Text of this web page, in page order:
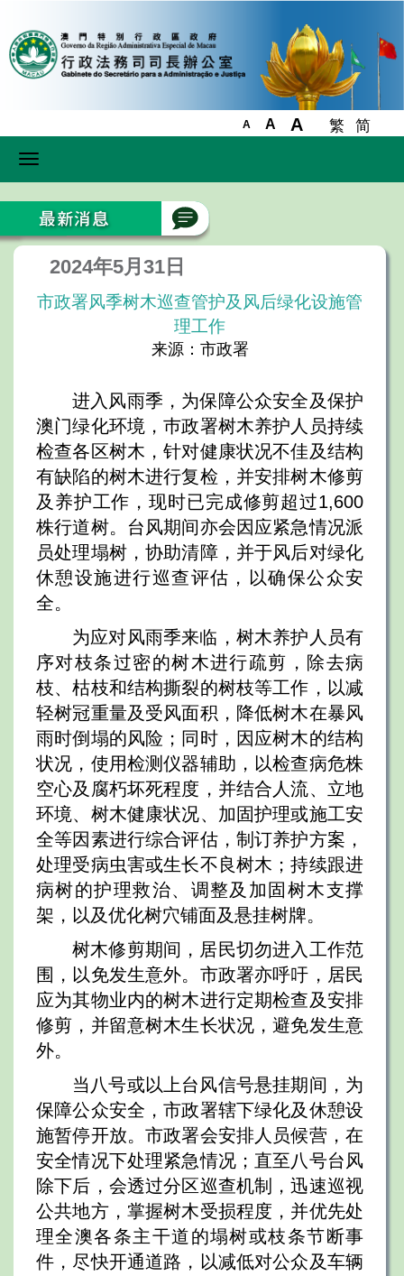
A A A 繁 简
Toggle
2024年5月31日
市政署风季树木巡查管护及风后绿化设施管
理工作
来源：市政署
进入风雨季，为保障公众安全及保护
澳门绿化环境，巿政署树木养护人员持续
检查各区树木，针对健康状况不佳及结构
有缺陷的树木进行复检，并安排树木修剪
及养护工作，现时已完成修剪超过1,600
株行道树。台风期间亦会因应紧急情况派
员处理塌树，协助清障，并于风后对绿化
休憩设施进行巡查评估，以确保公众安
全。
为应对风雨季来临，树木养护人员有
序对枝条过密的树木进行疏剪，除去病
枝、枯枝和结构撕裂的树枝等工作，以减
轻树冠重量及受风面积，降低树木在暴风
雨时倒塌的风险；同时，因应树木的结构
状况，使用检测仪器辅助，以检查病危株
空心及腐朽坏死程度，并结合人流、立地
环境、树木健康状况、加固护理或施工安
全等因素进行综合评估，制订养护方案，
处理受病虫害或生长不良树木；持续跟进
病树的护理救治、调整及加固树木支撑
架，以及优化树穴铺面及悬挂树牌。
树木修剪期间，居民切勿进入工作范
围，以免发生意外。市政署亦呼吁，居民
应为其物业内的树木进行定期检查及安排
修剪，并留意树木生长状况，避免发生意
外。
当八号或以上台风信号悬挂期间，为
保障公众安全，市政署辖下绿化及休憩设
施暂停开放。市政署会安排人员候营，在
安全情况下处理紧急情况；直至八号台风
除下后，会透过分区巡查机制，迅速巡视
公共地方，掌握树木受损程度，并优先处
理全澳各条主干道的塌树或枝条节断事
件，尽快开通道路，以减低对公众及车辆